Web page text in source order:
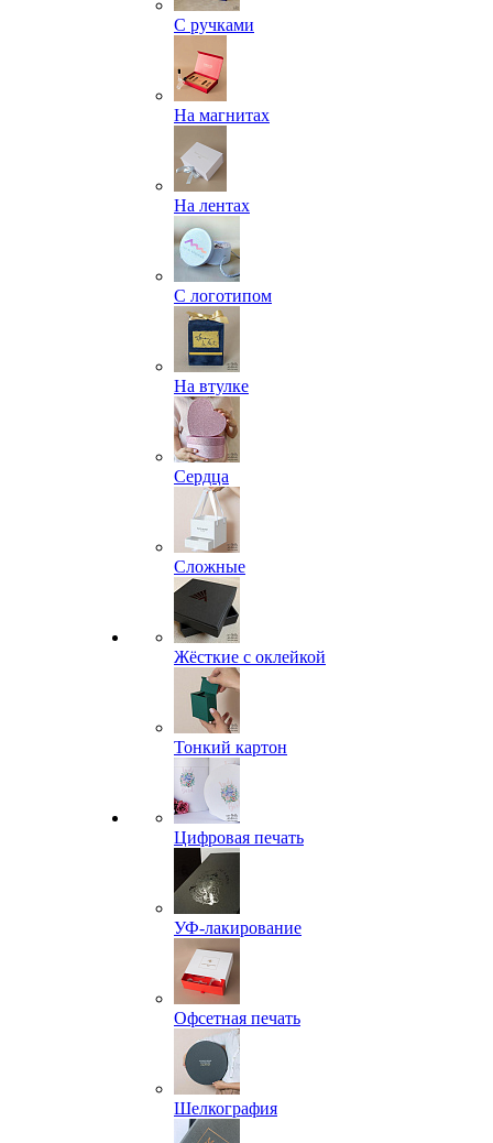
С ручками
На магнитах
На лентах
С логотипом
На втулке
Сердца
Сложные
Жёсткие с оклейкой
Тонкий картон
Цифровая печать
УФ-лакирование
Офсетная печать
Шелкография